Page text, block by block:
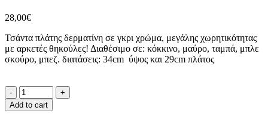
28,00€
Τσάντα πλάτης δερματίνη σε γκρι χρώμα, μεγάλης χωρητικότητας
με αρκετές θηκούλες! Διαθέσιμο σε: κόκκινο, μαύρο, ταμπά, μπλε
σκούρο, μπεζ. διατάσεις: 34cm ύψος και 29cm πλάτος
Add to cart